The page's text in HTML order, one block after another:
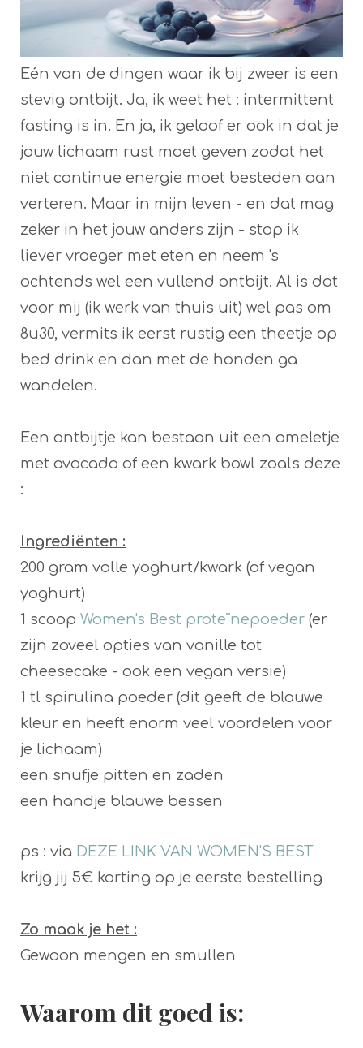
Eén van de dingen waar ik bij zweer is een
stevig ontbijt. Ja, ik weet het : intermittent
fasting is in. En ja, ik geloof er ook in dat je
jouw lichaam rust moet geven zodat het
niet continue energie moet besteden aan
verteren. Maar in mijn leven - en dat mag
zeker in het jouw anders zijn - stop ik
liever vroeger met eten en neem 's
ochtends wel een vullend ontbijt. Al is dat
voor mij (ik werk van thuis uit) wel pas om
8u30, vermits ik eerst rustig een theetje op
bed drink en dan met de honden ga
wandelen.
Een ontbijtje kan bestaan uit een omeletje
met avocado of een kwark bowl zoals deze
:
Ingrediënten :
200 gram volle yoghurt/kwark (of vegan
yoghurt)
1 scoop Women's Best proteïnepoeder (er
zijn zoveel opties van vanille tot
cheesecake - ook een vegan versie)
1 tl spirulina poeder (dit geeft de blauwe
kleur en heeft enorm veel voordelen voor
je lichaam)
een snufje pitten en zaden
een handje blauwe bessen
ps : via DEZE LINK VAN WOMEN'S BEST
krijg jij 5€ korting op je eerste bestelling
Zo maak je het :
Gewoon mengen en smullen
Waarom dit goed is: